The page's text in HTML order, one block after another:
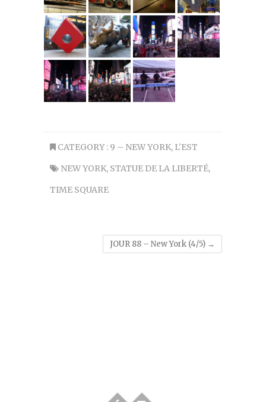
CATEGORY : 9 – NEW YORK, L'EST
NEW YORK, STATUE DE LA LIBERTÉ,
TIME SQUARE
JOUR 88 – New York (4/5) →